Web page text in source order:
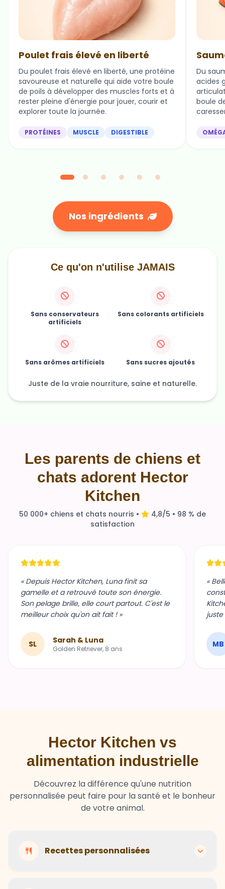
Poulet frais élevé en liberté
Du poulet frais élevé en liberté, une protéine
savoureuse et naturelle qui aide votre boule
de poils à développer des muscles forts et à
rester pleine d'énergie pour jouer, courir et
explorer toute la journée.
PROTÉINES MUSCLE DIGESTIBLE
Du
acides
boule
Nos ingrédients
Ce qu'on n'utilise JAMAIS
Sans conservateurs
artificiels
Sans colorants artificiels
Sans arômes artificiels Sans sucres ajoutés
Juste de la vraie nourriture, saine et naturelle.
Les parents de chiens et
chats adorent Hector
Kitchen
50 000+ chiens et chats nourris •
4,8/5 • 98 % de
satisfaction
« Depuis Hector Kitchen, Luna finit sa
gamelle et a retrouvé toute son énergie.
Son pelage brille, elle court partout. C'est le
meilleur choix qu'on ait fait ! »
SL Sarah & Luna
Golden Retriever, 8 ans
«
MB
Hector Kitchen vs
alimentation industrielle
Découvrez la différence qu'une nutrition
personnalisée peut faire pour la santé et le bonheur
de votre animal.
Recettes personnalisées